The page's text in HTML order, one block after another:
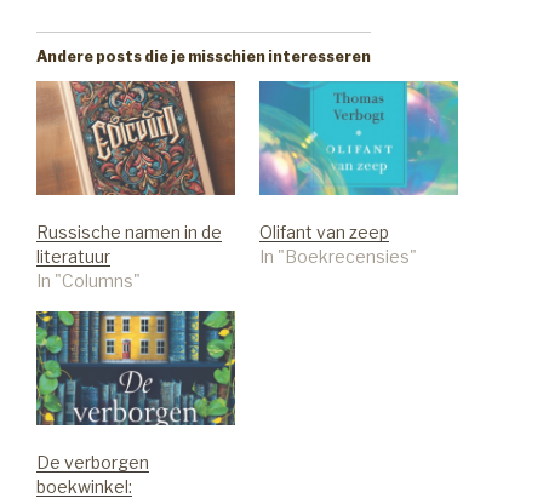
Andere posts die je misschien interesseren
Russische namen in de
literatuur
In "Columns"
Olifant van zeep
In "Boekrecensies"
De verborgen
boekwinkel: